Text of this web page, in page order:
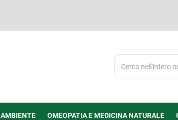
Cerca
Prodotto
AMBIENTE OMEOPATIA E MEDICINA NATURALE